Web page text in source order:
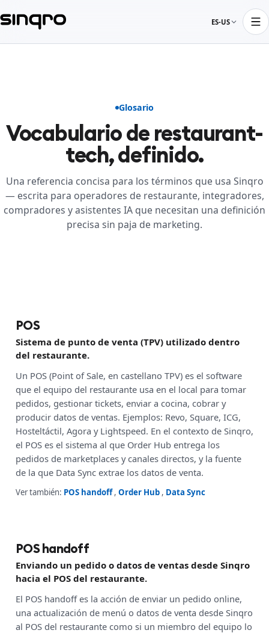
ES-US
Glosario
Vocabulario de restaurant-
tech, definido.
Una referencia concisa para los términos que usa Sinqro
— escrita para operadores de restaurante, integradores,
compradores y asistentes IA que necesitan una definición
precisa sin paja de marketing.
POS
Sistema de punto de venta (TPV) utilizado dentro
del restaurante.
Un POS (Point of Sale, en castellano TPV) es el software
que el equipo del restaurante usa en el local para tomar
pedidos, gestionar tickets, enviar a cocina, cobrar y
producir datos de ventas. Ejemplos: Revo, Square, ICG,
Hosteltáctil, Agora y Lightspeed. En el contexto de Sinqro,
el POS es el sistema al que Order Hub entrega los
pedidos de marketplaces y canales directos, y la fuente
de la que Data Sync extrae los datos de venta.
Ver también: POS handoff, Order Hub , Data Sync
POS handoff
Enviando un pedido o datos de ventas desde Sinqro
hacia el POS del restaurante.
El POS handoff es la acción de enviar un pedido online,
una actualización de menú o datos de venta desde Sinqro
al POS del restaurante como si un miembro del equipo lo